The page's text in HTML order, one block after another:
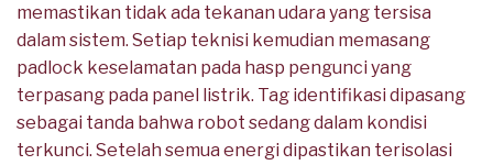
memastikan tidak ada tekanan udara yang tersisa
dalam sistem. Setiap teknisi kemudian memasang
padlock keselamatan pada hasp pengunci yang
terpasang pada panel listrik. Tag identifikasi dipasang
sebagai tanda bahwa robot sedang dalam kondisi
terkunci. Setelah semua energi dipastikan terisolasi